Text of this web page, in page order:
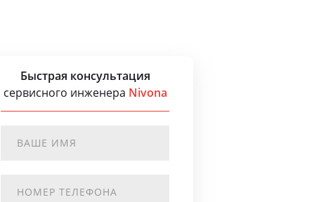
Быстрая консультация
сервисного инженера Nivona